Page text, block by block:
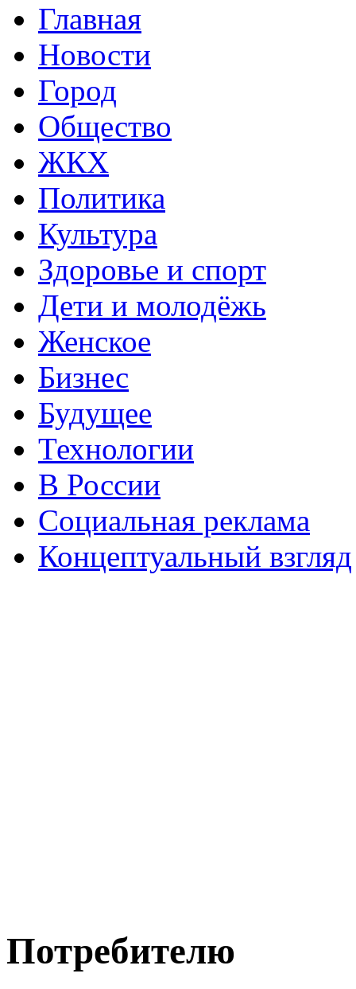
Главная
Новости
Город
Общество
ЖКХ
Политика
Культура
Здоровье и спорт
Дети и молодёжь
Женское
Бизнес
Будущее
Технологии
В России
Социальная реклама
Концептуальный взгляд
Потребителю